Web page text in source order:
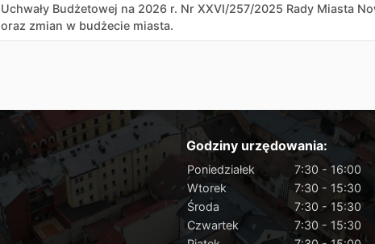
Uchwały Budżetowej na 2026 r. Nr XXVI/257/2025 Rady Miasta
oraz zmian w budżecie miasta.
Godziny urzędowania:
Poniedziałek
7:30 - 16:00
Wtorek
7:30 - 15:30
Środa
7:30 - 15:30
Czwartek
7:30 - 15:30